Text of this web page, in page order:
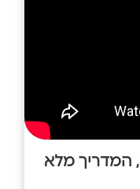
אפליקציית Smart Home, המדריך מלא